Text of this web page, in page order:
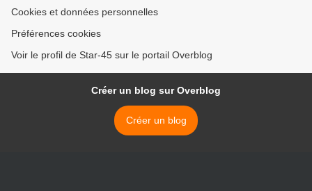
Cookies et données personnelles
Préférences cookies
Voir le profil de Star-45 sur le portail Overblog
Créer un blog sur Overblog
Créer un blog